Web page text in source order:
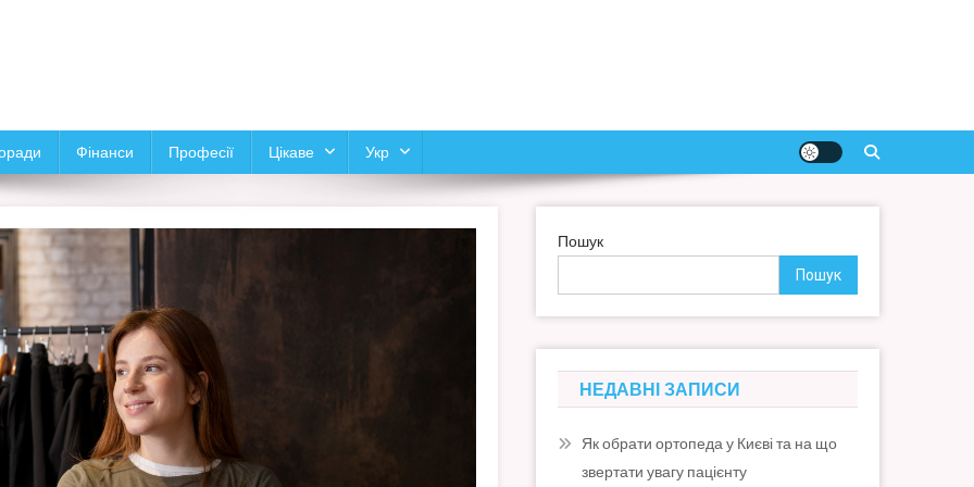
Фінанси Професії Цікаве Укр
Пошук
Пошук
НЕДАВНІ ЗАПИСИ
Як обрати ортопеда у Києві та на що
звертати увагу пацієнту